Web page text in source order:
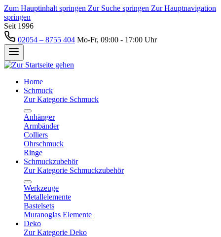
Zum Hauptinhalt springen Zur Suche springen Zur Hauptnavigation
springen
Seit 1996
02054 – 8755 404 Mo-Fr, 09:00 - 17:00 Uhr
Home
Schmuck
Zur Kategorie Schmuck
Anhänger
Armbänder
Colliers
Ohrschmuck
Ringe
Schmuckzubehör
Zur Kategorie Schmuckzubehör
Werkzeuge
Metallelemente
Bastelsets
Muranoglas Elemente
Deko
Zur Kategorie Deko